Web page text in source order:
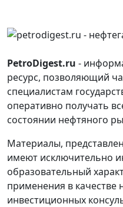
PetroDigest.ru -
ресурс, позволяющий
специалистам
оперативно получать
состоянии нефтяного
Материалы,
имеют исключительно
образовательный
применения в качестве
инвестиционных